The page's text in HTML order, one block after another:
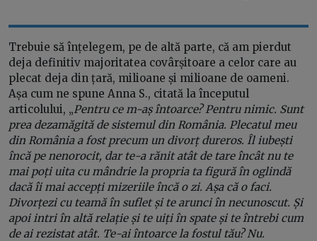
Trebuie să înțelegem, pe de altă parte, că am pierdut
deja definitiv majoritatea covârșitoare a celor care au
plecat deja din țară, milioane și milioane de oameni.
Așa cum ne spune Anna S., citată la începutul
articolului, „Pentru ce m-aș întoarce? Pentru nimic. Sunt
prea dezamăgită de sistemul din România. Plecatul meu
din România a fost precum un divorț dureros. Îl iubești
încă pe nenorocit, dar te-a rănit atât de tare încât nu te
mai poți uita cu mândrie la propria ta figură în oglindă
dacă îi mai accepți mizeriile încă o zi. Așa că o faci.
Divorțezi cu teamă în suflet și te arunci în necunoscut. Și
apoi intri în altă relație și te uiți în spate și te întrebi cum
de ai rezistat atât. Te-ai întoarce la fostul tău? Nu.